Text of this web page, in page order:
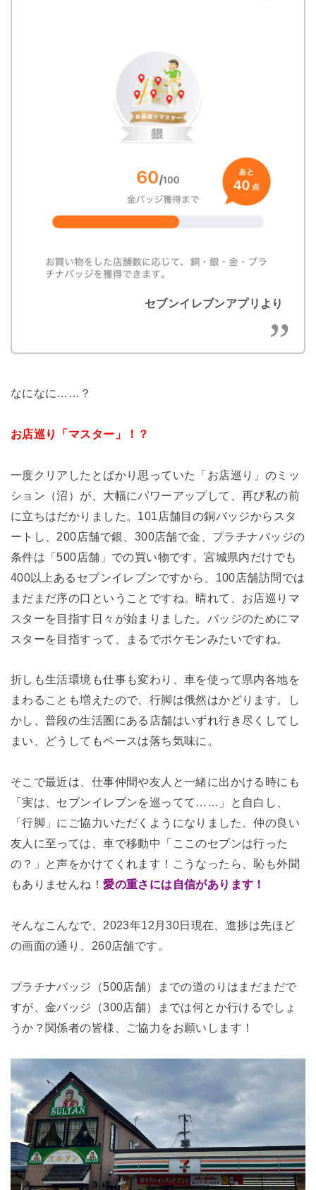
セブンイレブンアプリより
なになに……？
お店巡り「マスター」！？
一度クリアしたとばかり思っていた「お店巡り」のミッ
ション（沼）が、大幅にパワーアップして、再び私の前
に立ちはだかりました。101店舗目の銅バッジからスタ
ートし、200店舗で銀、300店舗で金、プラチナバッジの
条件は「500店舗」での買い物です。宮城県内だけでも
400以上あるセブンイレブンですから、100店舗訪問では
まだまだ序の口ということですね。晴れて、お店巡りマ
スターを目指す日々が始まりました。バッジのためにマ
スターを目指すって、まるでポケモンみたいですね。
折しも生活環境も仕事も変わり、車を使って県内各地を
まわることも増えたので、行脚は俄然はかどります。し
かし、普段の生活圏にある店舗はいずれ行き尽くしてし
まい、どうしてもペースは落ち気味に。
そこで最近は、仕事仲間や友人と一緒に出かける時にも
「実は、セブンイレブンを巡ってて……」と自白し、
「行脚」にご協力いただくようになりました。仲の良い
友人に至っては、車で移動中「ここのセブンは行った
の？」と声をかけてくれます！こうなったら、恥も外聞
もありませんね！愛の重さには自信があります！
そんなこんなで、2023年12月30日現在、進捗は先ほど
の画面の通り、260店舗です。
プラチナバッジ（500店舗）までの道のりはまだまだで
すが、金バッジ（300店舗）までは何とか行けるでしょ
うか？関係者の皆様、ご協力をお願いします！